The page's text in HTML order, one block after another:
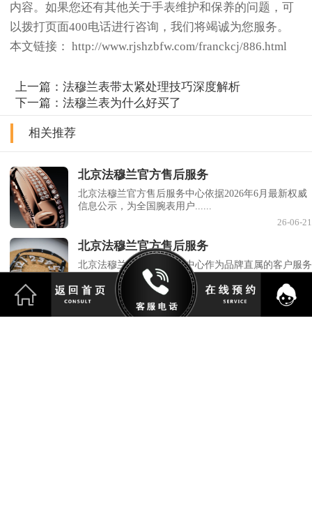
内容。如果您还有其他关于手表维护和保养的问题，可
以拨打页面400电话进行咨询，我们将竭诚为您服务。
本文链接： http://www.rjshzbfw.com/franckcj/886.html
上一篇：法穆兰表带太紧处理技巧深度解析
下一篇：法穆兰表为什么好买了
相关推荐
北京法穆兰官方售后服务
北京法穆兰官方售后服务中心依据2026年6月最新权威
信息公示，为全国腕表用户......
26-06-21
北京法穆兰官方售后服务
北京法穆兰官方售后服务中心作为品牌直属的客户服务
终端，始终致力于为每一......
26-06-20
亲身探访法穆兰北京官方